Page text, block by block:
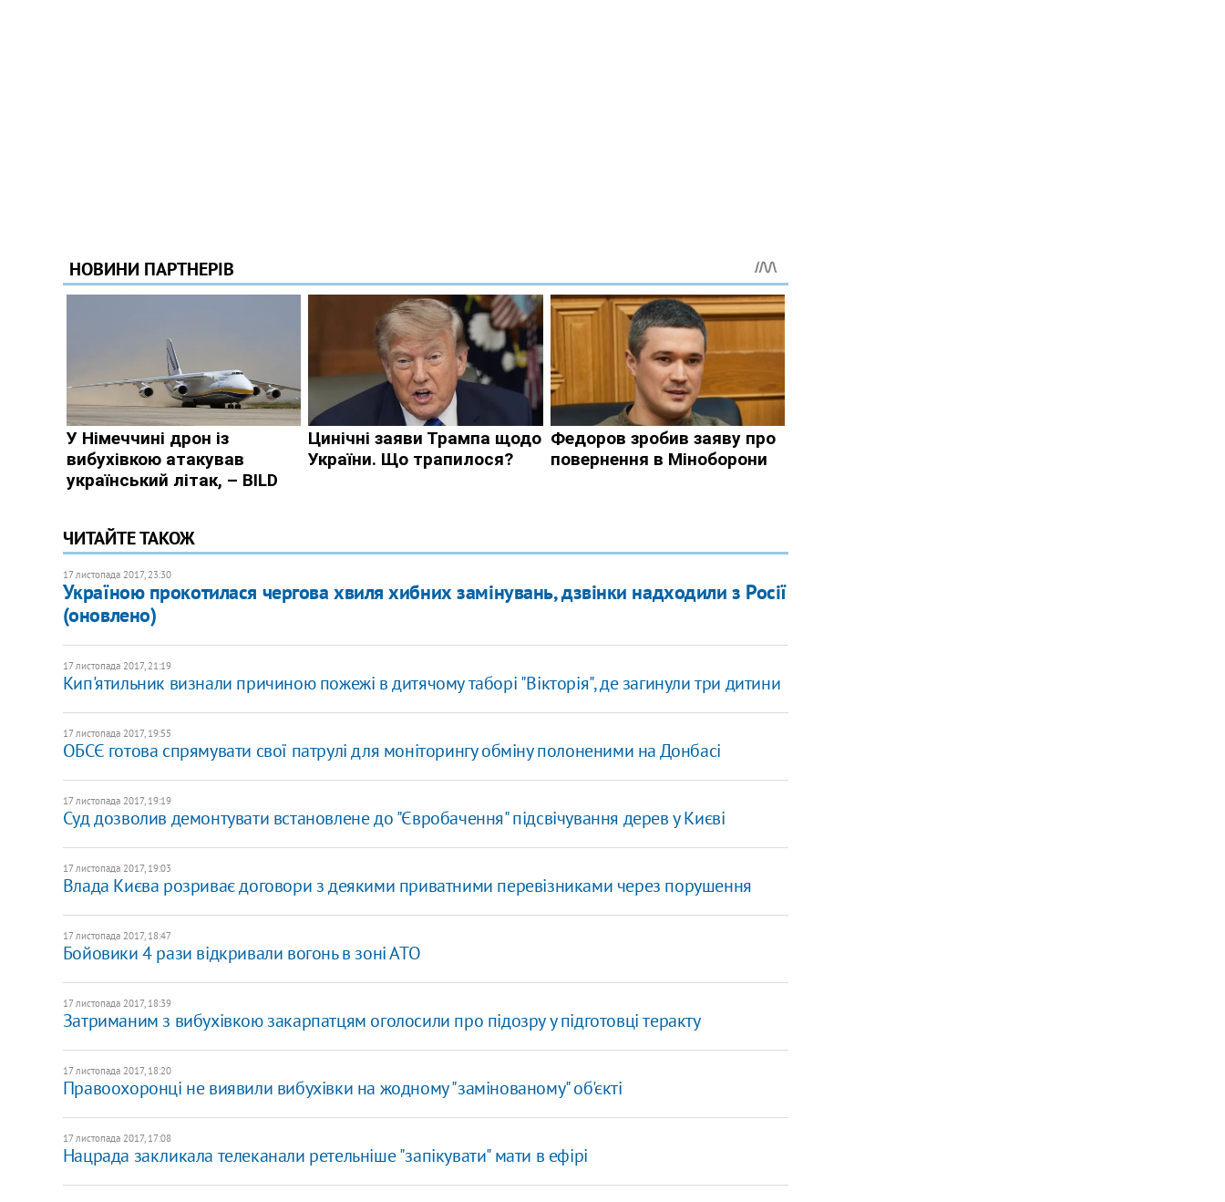
ЧИТАЙТЕ ТАКОЖ
17 листопада 2017, 23:30
Україною прокотилася чергова хвиля хибних замінувань, дзвінки надходили з Росії
(оновлено)
17 листопада 2017, 21:19
Кип'ятильник визнали причиною пожежі в дитячому таборі "Вікторія", де загинули три дитини
17 листопада 2017, 19:55
ОБСЄ готова спрямувати свої патрулі для моніторингу обміну полоненими на Донбасі
17 листопада 2017, 19:19
Суд дозволив демонтувати встановлене до "Євробачення" підсвічування дерев у Києві
17 листопада 2017, 19:03
Влада Києва розриває договори з деякими приватними перевізниками через порушення
17 листопада 2017, 18:47
Бойовики 4 рази відкривали вогонь в зоні АТО
17 листопада 2017, 18:39
Затриманим з вибухівкою закарпатцям оголосили про підозру у підготовці теракту
17 листопада 2017, 18:20
Правоохоронці не виявили вибухівки на жодному "замінованому" об'єкті
17 листопада 2017, 17:08
Нацрада закликала телеканали ретельніше "запікувати" мати в ефірі